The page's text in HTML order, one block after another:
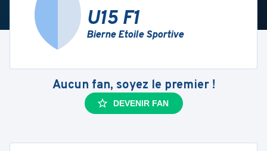
U15 F1
Bierne Etoile Sportive
Aucun fan, soyez le premier !
DEVENIR FAN